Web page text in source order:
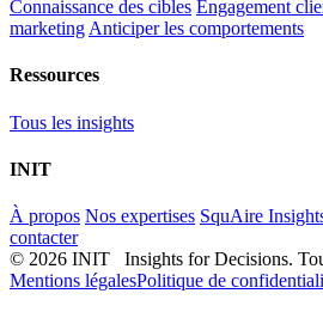
Connaissance des cibles Engagement
marketing Anticiper les comportements
Ressources
Tous les insights
INIT
À propos Nos expertises SquAire
contacter
© 2026 INIT Insights for Decisions.
Mentions légalesPolitique de